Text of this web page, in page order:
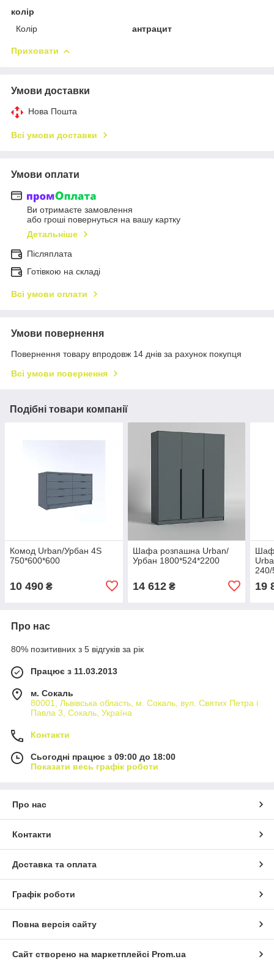
колір
Колір
антрацит
Приховати
Умови доставки
Нова Пошта
Всі умови доставки
Умови оплати
Ви отримаєте замовлення
або гроші повернуться на вашу картку
Детальніше
Післяплата
Готівкою на складі
Всі умови оплати
Умови повернення
Повернення товару впродовж 14 днів за рахунок покупця
Всі умови повернення
Подібні товари компанії
Комод Urban/Урбан 4S
750*600*600
10 490 ₴
Шафа розпашна Urban/
Урбан 1800*524*2200
14 612₴ 19
Про нас
80% позитивних з 5 відгуків за рік
Працює з 11.03.2013
м. Сокаль
80001, Львівська область, м. Сокаль, вул. Святих Петра і
Павла 3, Сокаль, Україна
Контакти
Сьогодні працює з 09:00 до 18:00
Показати весь графік роботи
Про нас
Контакти
Доставка та оплата
Графік роботи
Повна версія сайту
Сайт створено на маркетплейсі Prom.ua